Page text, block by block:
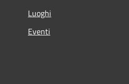
Luoghi
Eventi